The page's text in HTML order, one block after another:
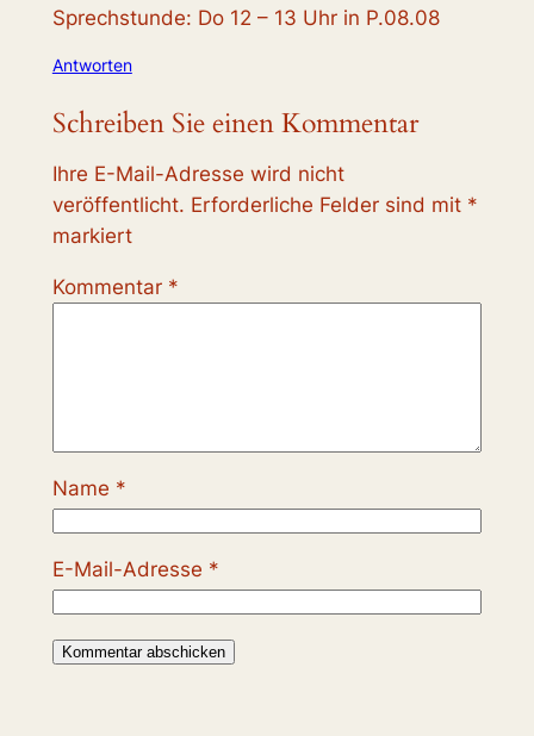
Sprechstunde: Do 12 – 13 Uhr in P.08.08
Antworten
Schreiben Sie einen Kommentar
Ihre E-Mail-Adresse wird nicht
veröffentlicht. Erforderliche Felder sind mit *
markiert
Kommentar *
Name *
E-Mail-Adresse *